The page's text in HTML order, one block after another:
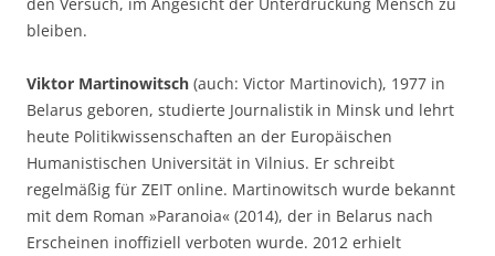
bleiben.
Viktor Martinowitsch (auch: Victor Martinovich), 1977 in
Belarus geboren, studierte Journalistik in Minsk und lehrt
heute Politikwissenschaften an der Europäischen
Humanistischen Universität in Vilnius. Er schreibt
regelmäßig für ZEIT online. Martinowitsch wurde bekannt
mit dem Roman »Paranoia« (2014), der in Belarus nach
Erscheinen inoffiziell verboten wurde. 2012 erhielt